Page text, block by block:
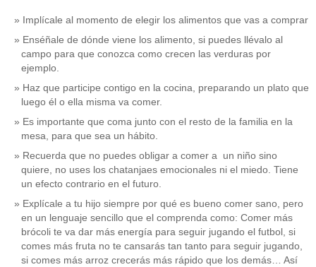
Implícale al momento de elegir los alimentos que vas a comprar
Enséñale de dónde viene los alimento, si puedes llévalo al
campo para que conozca como crecen las verduras por
ejemplo.
Haz que participe contigo en la cocina, preparando un plato que
luego él o ella misma va comer.
Es importante que coma junto con el resto de la familia en la
mesa, para que sea un hábito.
Recuerda que no puedes obligar a comer a un niño sino
quiere, no uses los chatanjaes emocionales ni el miedo. Tiene
un efecto contrario en el futuro.
Explícale a tu hijo siempre por qué es bueno comer sano, pero
en un lenguaje sencillo que el comprenda como: Comer más
brócoli te va dar más energía para seguir jugando el futbol, si
comes más fruta no te cansarás tan tanto para seguir jugando,
si comes más arroz crecerás más rápido que los demás… Así